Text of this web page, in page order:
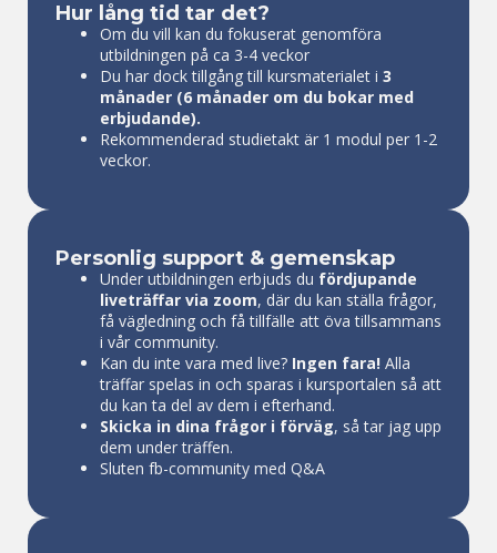
Hur lång tid tar det?
Om du vill kan du fokuserat genomföra
utbildningen på ca 3-4 veckor
Du har dock tillgång till kursmaterialet i 3
månader (6 månader om du bokar med
erbjudande).
Rekommenderad studietakt är 1 modul per 1-2
veckor.
Personlig support & gemenskap
Under utbildningen erbjuds du fördjupande
liveträffar via zoom, där du kan ställa frågor,
få vägledning och få tillfälle att öva tillsammans
i vår community.
Kan du inte vara med live? Ingen fara! Alla
träffar spelas in och sparas i kursportalen så att
du kan ta del av dem i efterhand.
Skicka in dina frågor i förväg, så tar jag upp
dem under träffen.
Sluten fb-community med Q&A